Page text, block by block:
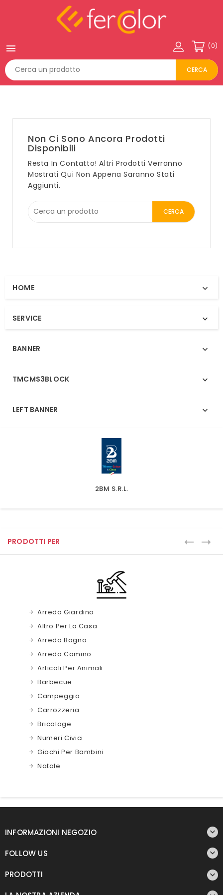
 (0)
CERCA
Non Ci Sono Ancora Prodotti
Disponibili
Resta In Contatto! Altri Prodotti Verranno
Mostrati Qui Non Appena Saranno Stati
Aggiunti.
CERCA
HOME 
SERVICE 
BANNER 
TMCMS3BLOCK 
LEFT BANNER 
2BM S.r.l.
PRODOTTI PER
Arredo Giardino
Altro Per La Casa
Arredo Bagno
Arredo Camino
Articoli Per Animali
Barbecue
Campeggio
Carrozzeria
Bricolage
Numeri Civici
Giochi Per Bambini
Natale
INFORMAZIONI NEGOZIO 
FOLLOW US 
PRODOTTI 